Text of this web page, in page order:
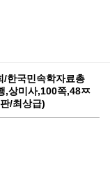
/한국민속학자료총
,상미사,100쪽,48ㅉ
/최상급)